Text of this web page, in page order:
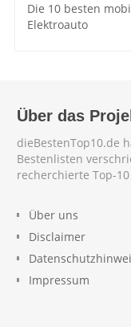
Die 10 besten
Elektroauto
Über das
dieBestenTop10.de
Bestenlisten
recherchierte Top-
Über uns
Disclaimer
Impressum